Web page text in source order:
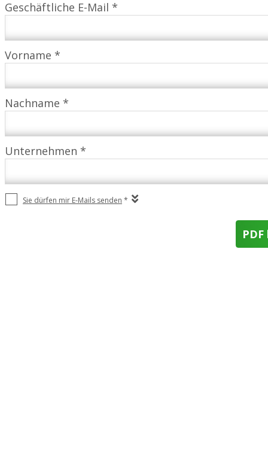
Geschäftliche E-Mail *
Vorname *
Nachname *
Unternehmen *
Sie dürfen mir E-Mails senden *